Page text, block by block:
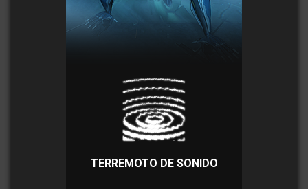
TERREMOTO DE SONIDO